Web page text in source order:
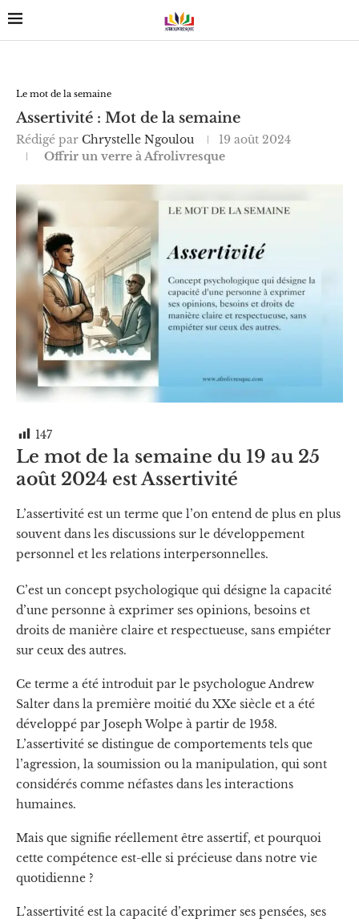
Le mot de la semaine
Assertivité : Mot de la semaine
Rédigé par Chrystelle Ngoulou
19 août 2024
Offrir un verre à Afrolivresque
147
Le mot de la semaine du 19 au 25
août 2024 est Assertivité
L’assertivité est un terme que l’on entend de plus en plus
souvent dans les discussions sur le développement
personnel et les relations interpersonnelles.
C’est un concept psychologique qui désigne la capacité
d’une personne à exprimer ses opinions, besoins et
droits de manière claire et respectueuse, sans empiéter
sur ceux des autres.
Ce terme a été introduit par le psychologue Andrew
Salter dans la première moitié du XXe siècle et a été
développé par Joseph Wolpe à partir de 1958.
L’assertivité se distingue de comportements tels que
l’agression, la soumission ou la manipulation, qui sont
considérés comme néfastes dans les interactions
humaines.
Mais que signifie réellement être assertif, et pourquoi
cette compétence est-elle si précieuse dans notre vie
quotidienne ?
L’assertivité est la capacité d’exprimer ses pensées, ses